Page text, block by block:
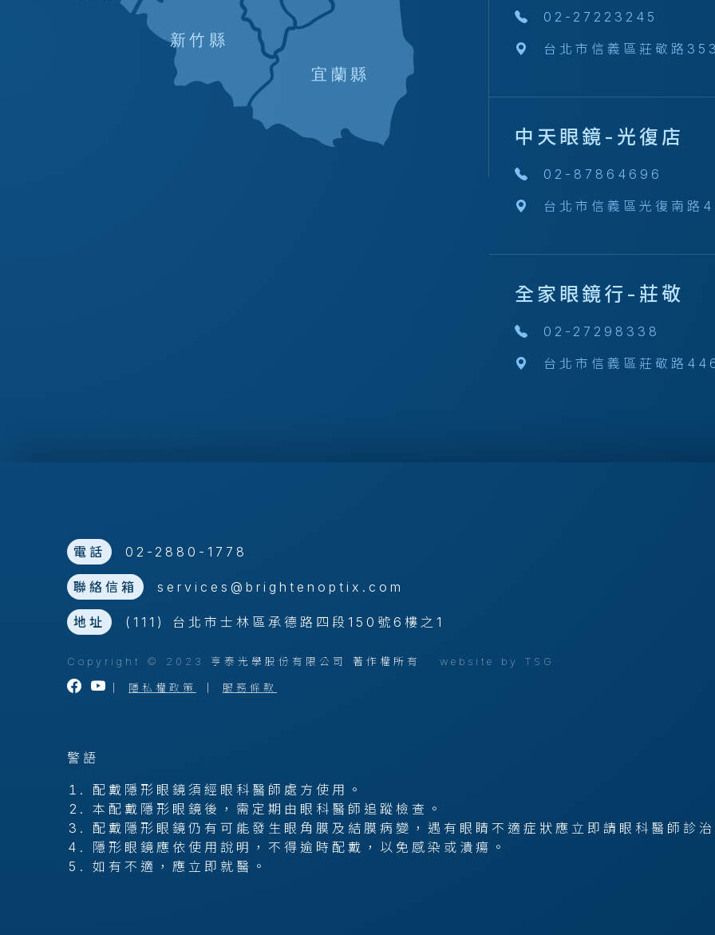
宜蘭縣
新竹縣
02-27223245
台北市信義區莊敬路
中天眼鏡-光復店
02-87864696
台北市信義區光復南
全家眼鏡行-莊敬
02-27298338
台北市信義區莊敬路
電話 02-2880-1778
聯絡信箱 services@brightenoptix.com
地址 (111) 台北市士林區承德路四段150號6樓之1
Copyright © 2023 亨泰光學股份有限公司 著作權所有 website by TSG
隱私權政策 服務條款
警語
配戴隱形眼鏡須經眼科醫師處方使用。
本配戴隱形眼鏡後，需定期由眼科醫師追蹤檢查。
配戴隱形眼鏡仍有可能發生眼角膜及結膜病變，遇有眼睛不適症狀應立即請眼科醫師診
隱形眼鏡應依使用說明，不得逾時配戴，以免感染或潰瘍。
如有不適，應立即就醫。